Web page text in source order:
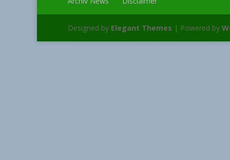
Designed by Elegant Themes | Powered by